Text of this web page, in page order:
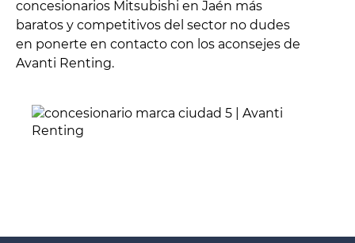
concesionarios Mitsubishi en Jaén más
baratos y competitivos del sector no dudes
en ponerte en contacto con los aconsejes de
Avanti Renting.